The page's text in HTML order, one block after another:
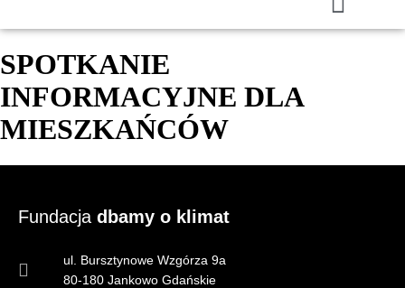
SPOTKANIE
INFORMACYJNE DLA
MIESZKAŃCÓW
Fundacja dbamy o klimat
ul. Bursztynowe Wzgórza 9a
80-180 Jankowo Gdańskie